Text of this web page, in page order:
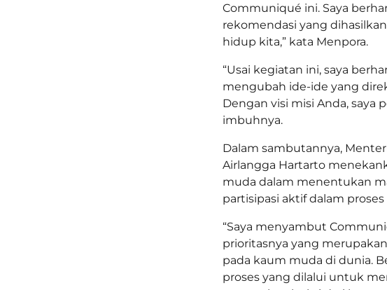
Communiqué ini. Saya
rekomendasi yang
hidup kita,” kata Menpora.
“Usai kegiatan ini, saya
mengubah ide-ide yang
Dengan visi misi Anda, saya
imbuhnya.
Dalam sambutannya,
Airlangga Hartarto
muda dalam menentukan
partisipasi aktif dalam
“Saya menyambut
prioritasnya yang
pada kaum muda di dunia.
proses yang dilalui untuk